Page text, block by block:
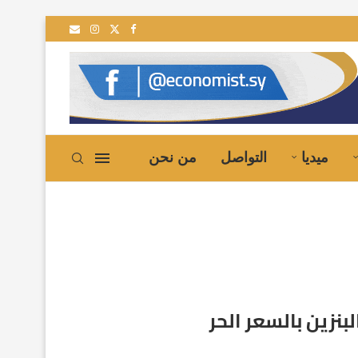
سوريا
ميديا التواصل من نحن
بالسعر الحر